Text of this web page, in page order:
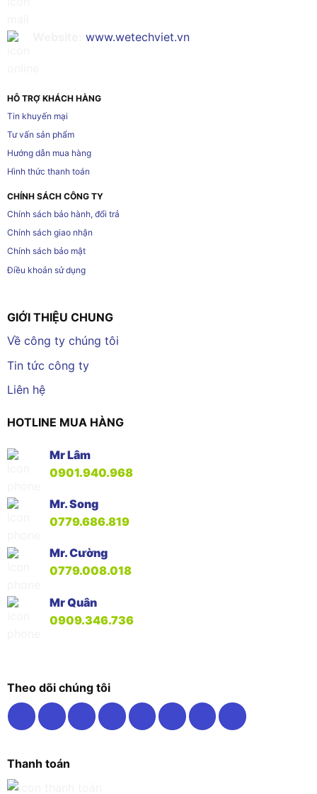
www.wetechviet.vn
HỖ TRỢ KHÁCH HÀNG
Tin khuyến mại
Tư vấn sản phẩm
Hướng dẫn mua hàng
Hình thức thanh toán
CHÍNH SÁCH CÔNG TY
Chính sách bảo hành, đổi trả
Chính sách giao nhận
Chính sách bảo mật
Điều khoản sử dụng
GIỚI THIỆU CHUNG
Về công ty chúng tôi
Tin tức công ty
Liên hệ
HOTLINE MUA HÀNG
Mr Lâm
0901.940.968
Mr. Song
0779.686.819
Mr. Cường
0779.008.018
Mr Quân
0909.346.736
Theo dõi chúng tôi
Thanh toán